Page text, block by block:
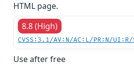
HTML page.
8.8 (High)
CVSS:3.1/AV:N/AC:L/PR:N/
Use after free